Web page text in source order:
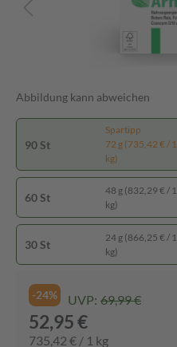
Abbildung kann abweichen
90 St
Spartipp
72 g (735,42 € / 1
kg)
60 St
48 g (832,29 € / 1
kg)
30 St
24 g (866,25 € / 1
kg)
-24% UVP: 69,99 €
52,95 €
735,42 € / 1 kg